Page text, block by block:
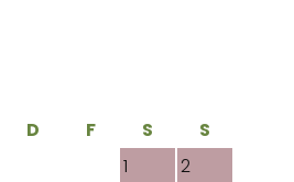
D F S
S
1
2